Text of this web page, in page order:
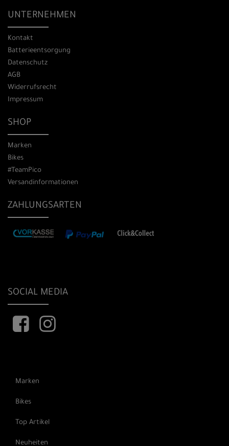
UNTERNEHMEN
Kontakt
Batterieentsorgung
Datenschutz
AGB
Widerrufsrecht
Impressum
SHOP
Marken
Bikes
#TeamPico
Versandinformationen
ZAHLUNGSARTEN
SOCIAL MEDIA
Marken
Bikes
Top Artikel
Neuheiten